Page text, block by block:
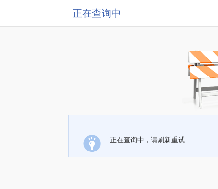
正在查询中
正在查询中，请刷新重试